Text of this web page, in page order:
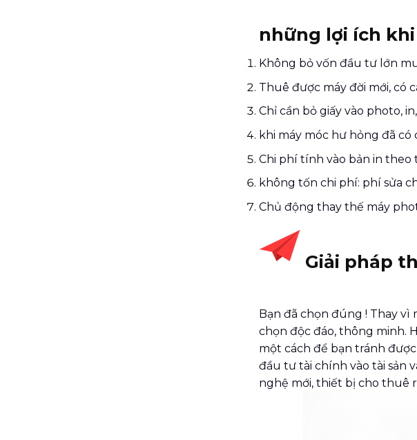
những lợi ích
Không bỏ vốn đầu tư lớn
Thuê được máy đời mới, có
Chỉ cần bỏ giấy vào photo,
khi máy móc hư hỏng đã
Chi phí tính vào bản in theo
không tốn chi phí: phí sửa
Chủ động thay thế máy
Giải pháp
Bạn đã chọn đúng ! Thay vì
chọn độc đáo, thông minh.
một cách để bạn tránh
đầu tư tài chính vào tài sản
nghệ mới, thiết bị cho thuê